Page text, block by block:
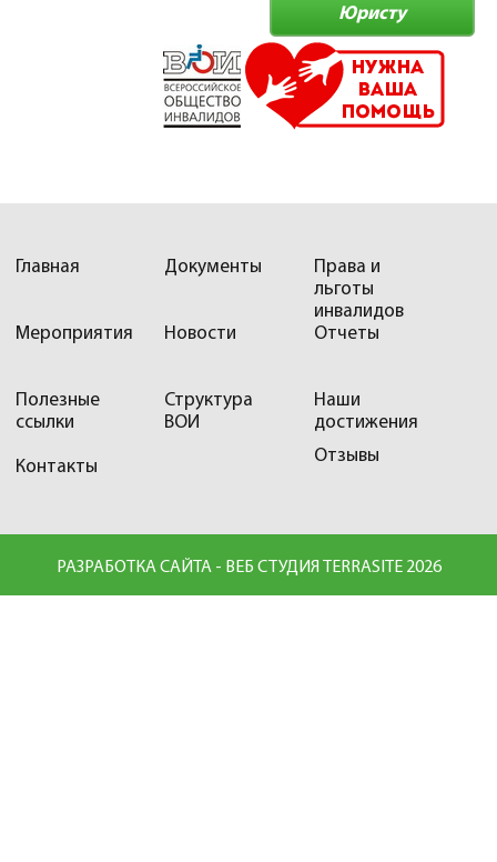
Юристу
Главная Документы
Права и
льготы
инвалидов
Мероприятия
Новости Отчеты
Полезные
ссылки
Структура
ВОИ
Наши
достижения
Отзывы
Контакты
РАЗРАБОТКА САЙТА - ВЕБ СТУДИЯ TERRASITE 2026